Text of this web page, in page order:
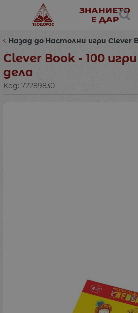
ЗНАНИЕТО
Е ДАР
Назад до Настолни игри Clever
Clever Book - 100
дела
Код: 72289830